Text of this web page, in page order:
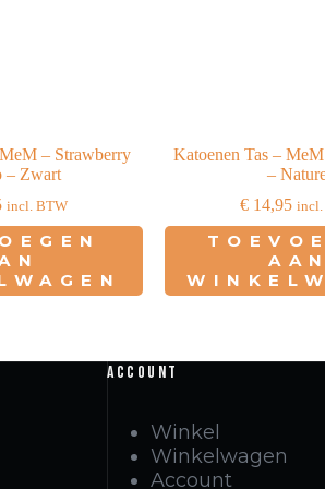
– Strawberry
– Zwart
incl. BTW
Katoenen Tas –
–
€ 14,95 incl.
AAN
Account
Winkel
Winkelwagen
Account